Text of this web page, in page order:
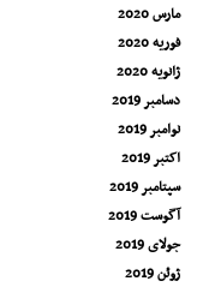
مارس 2020
فوریه 2020
ژانویه 2020
دسامبر 2019
نوامبر 2019
اکتبر 2019
سپتامبر 2019
آگوست 2019
جولای 2019
ژوئن 2019